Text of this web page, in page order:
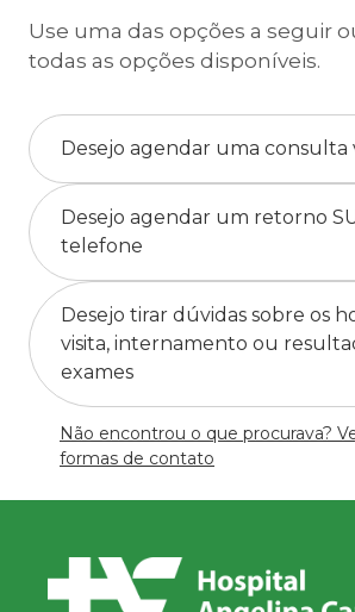
Use uma das opções a seguir
todas as opções disponíveis.
Desejo agendar uma consulta
Desejo agendar um retorno
telefone
Desejo tirar dúvidas sobre os
visita, internamento ou
exames
Não encontrou o que procurava?
formas de contato